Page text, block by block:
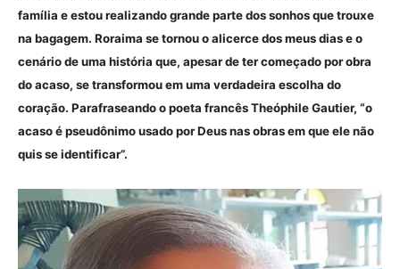
família e estou realizando grande parte dos sonhos que trouxe
na bagagem. Roraima se tornou o alicerce dos meus dias e o
cenário de uma história que, apesar de ter começado por obra
do acaso, se transformou em uma verdadeira escolha do
coração. Parafraseando o poeta francês Theóphile Gautier, “o
acaso é pseudônimo usado por Deus nas obras em que ele não
quis se identificar”.